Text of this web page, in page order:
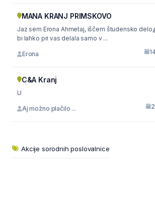
MANA KRANJ PRIMSKOVO
Jaz sem Erona Ahmetaj, iščem študensko
bi lahko pri vas delala samo v ...
Erona
C&A Kranj
U
Aj možno plačilo ...
Akcije sorodnih poslovalnice